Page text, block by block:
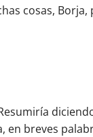
cosas,
en breves